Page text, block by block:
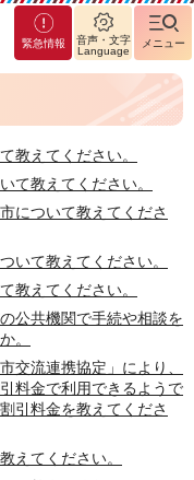
緊急情報
音声・文字
Language
メニュー
教えてください。
て教えてください。
について教えてくださ
いて教えてください。
教えてください。
公共機関で手続や相談を
。
交流連携協定」により、
料金で利用できるようで
引料金を教えてくださ
えてください。